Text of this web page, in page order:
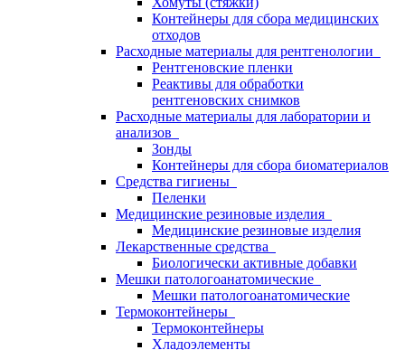
Контейнеры для сбора медицинских
отходов
Расходные материалы для рентгенологии
Рентгеновские пленки
Реактивы для обработки
рентгеновских снимков
Расходные материалы для лаборатории и
анализов
Зонды
Контейнеры для сбора биоматериалов
Средства гигиены
Пеленки
Медицинские резиновые изделия
Медицинские резиновые изделия
Лекарственные средства
Биологически активные добавки
Мешки патологоанатомические
Мешки патологоанатомические
Термоконтейнеры
Термоконтейнеры
Хладоэлементы